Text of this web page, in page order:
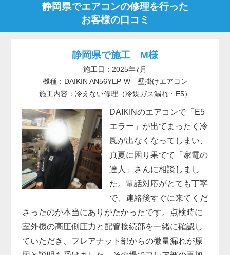
静岡県でエアコンの修理を行った
お客様の口コミ
静岡県で施工 M様
施工日：2025年7月
機種：DAIKIN AN56YEP-W 壁掛けエアコン
施工内容：冷えない修理（冷媒ガス漏れ・E5）
DAIKINのエアコンで「E5
エラー」が出てまったく冷
風が出なくなってしまい、
真夏に困り果てて「家電の
達人」さんに相談しまし
た。電話対応がとても丁寧
で、連絡後すぐに来てくだ
さったのが本当にありがたかったです。点検時に
室外機の高圧側圧力と配管接続部を一緒に確認し
ていただき、フレアナット部からの微量漏れが原